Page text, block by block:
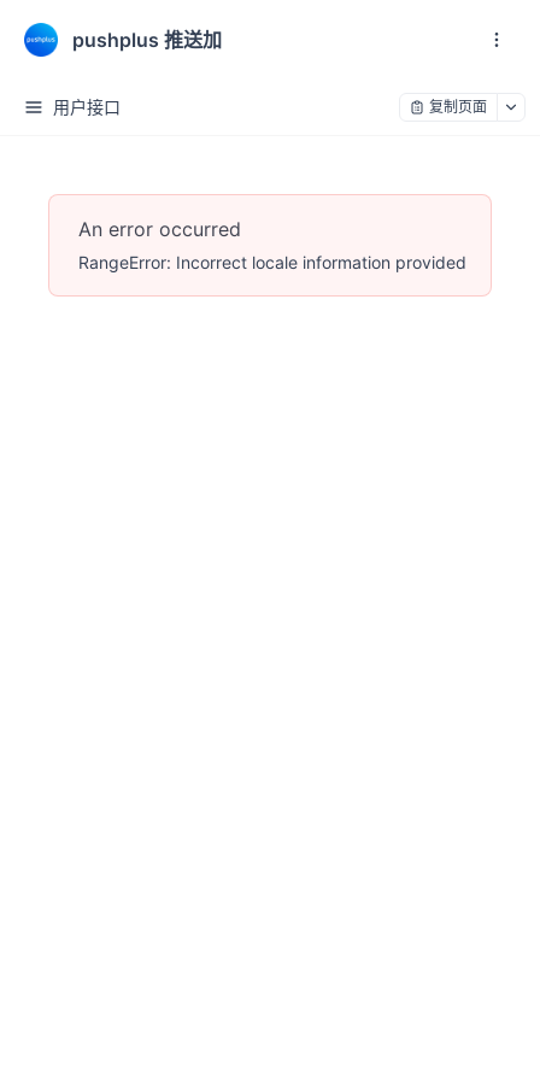
pushplus 推送加
用户接口 复制页面
An error occurred
RangeError: Incorrect locale information provided